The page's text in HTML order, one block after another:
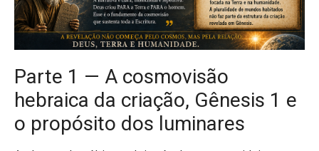
Parte 1 — A cosmovisão
hebraica da criação, Gênesis 1 e
o propósito dos luminares